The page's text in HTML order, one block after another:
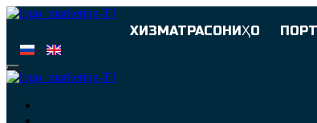
ХИЗМАТРАСОНИҲО